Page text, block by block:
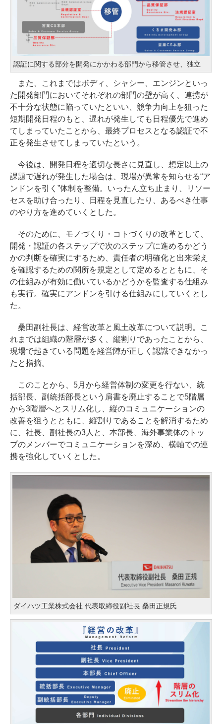
認証に関する部分を開発にかかわる部門から移管させ、独立
また、これまではボディ、シャシー、エンジンといっ
た開発部門においてそれぞれの部門の壁が高く、連携が
不十分な状態に陥っていたといい、競争力向上を狙った
短期開発日程のもと、遅れが発生しても日程優先で進め
てしまっていたことから、最終プロセスとなる認証で不
正を発生させてしまっていたという。
今後は、開発日程を適切な長さに見直し、想定以上の
課題で遅れが発生した場合は、現場が異常を知らせる“ア
ンドンを引く”体制を整備。いったん立ち止まり、リソー
セスを助け合ったり、日程を見直したり、あるべき仕事
のやり方を進めていくとした。
そのために、モノづくり・コトづくりの改革として、
開発・認証の各ステップで次のステップに進めるかどう
かの判断を確実にするため、責任者の明確化と出来栄え
を確認するための関所を規定として定めるとともに、そ
の仕組みが有効に働いているかどうかを監査する仕組み
も実行。確実にアンドンを引ける仕組みにしていくとし
た。
桑田副社長は、経営改革と風土改革について説明。こ
れまでは組織の階層が多く、縦割りであったことから、
現場で起きている問題を経営陣が正しく認識できなかっ
たと指摘。
このことから、5月から経営体制の変更を行ない、統
括部長、副統括部長という肩書を廃止することで5階層
から3階層へとスリム化し、縦のコミュニケーションの
改善を狙うとともに、縦割りであることを解消するため
に、社長、副社長の3人と、本部長、海外事業体のトッ
プのメンバーでコミュニケーションを深め、横軸での連
携を強化していくとした。
ダイハツ工業株式会社 代表取締役副社長 桑田正規氏